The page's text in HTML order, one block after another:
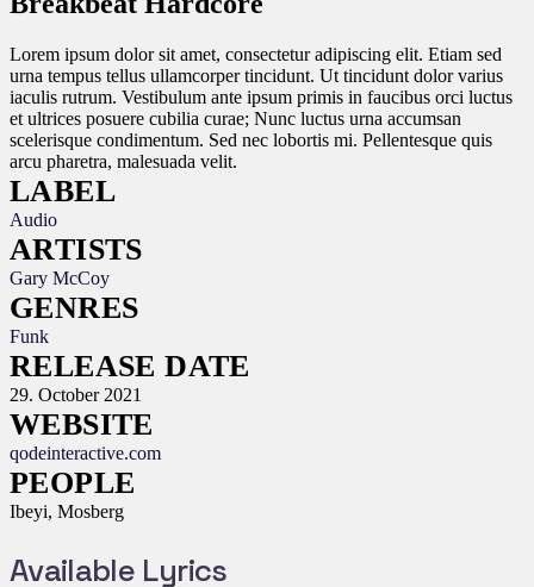
Lorem ipsum dolor sit amet, consectetur adipiscing elit. Etiam sed
urna tempus tellus ullamcorper tincidunt. Ut tincidunt dolor varius
iaculis rutrum. Vestibulum ante ipsum primis in faucibus orci luctus
et ultrices posuere cubilia curae; Nunc luctus urna accumsan
scelerisque condimentum. Sed nec lobortis mi. Pellentesque quis
arcu pharetra, malesuada velit.
LABEL
Audio
ARTISTS
Gary McCoy
GENRES
Funk
RELEASE DATE
29. October 2021
WEBSITE
qodeinteractive.com
PEOPLE
Ibeyi, Mosberg
Available Lyrics